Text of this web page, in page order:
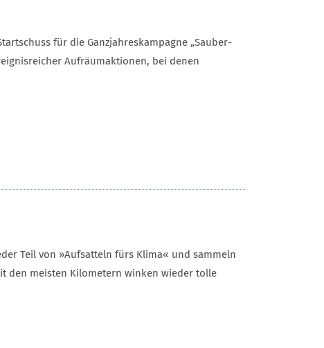
für die Ganzjahreskampagne „Sauber-
Aufräumaktionen, bei denen
Teil von »Aufsatteln fürs Klima« und sammeln
den meisten Kilometern winken wieder tolle